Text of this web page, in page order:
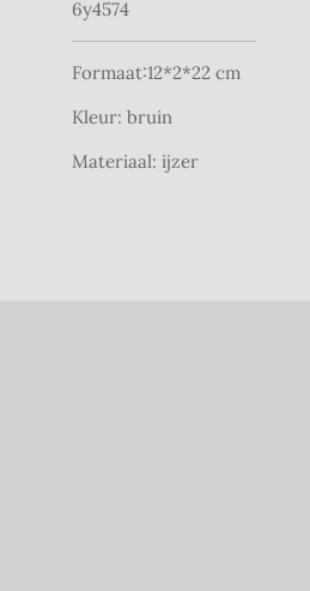
6y4574
Formaat:12*2*22 cm
Kleur: bruin
Materiaal: ijzer